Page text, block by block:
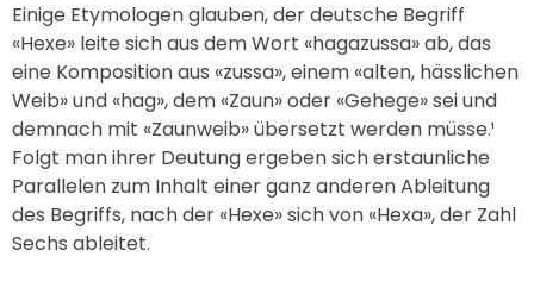
Einige Etymologen glauben, der deutsche Begriff
«Hexe» leite sich aus dem Wort «hagazussa» ab, das
eine Komposition aus «zussa», einem «alten, hässlichen
Weib» und «hag», dem «Zaun» oder «Gehege» sei und
demnach mit «Zaunweib» übersetzt werden müsse.¹
Folgt man ihrer Deutung ergeben sich erstaunliche
Parallelen zum Inhalt einer ganz anderen Ableitung
des Begriffs, nach der «Hexe» sich von «Hexa», der Zahl
Sechs ableitet.